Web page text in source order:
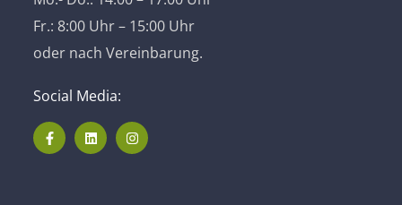
Fr.: 8:00 Uhr – 15:00 Uhr
oder nach Vereinbarung.
Social Media: